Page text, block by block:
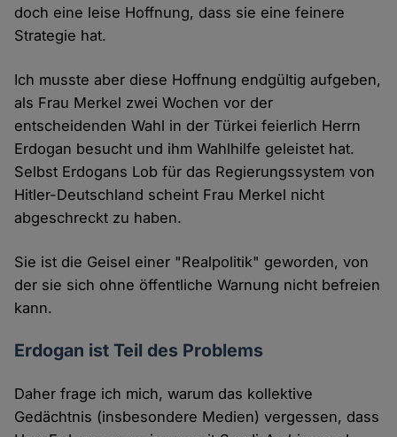
doch eine leise Hoffnung, dass sie eine feinere
Strategie hat.
Ich musste aber diese Hoffnung endgültig aufgeben,
als Frau Merkel zwei Wochen vor der
entscheidenden Wahl in der Türkei feierlich Herrn
Erdogan besucht und ihm Wahlhilfe geleistet hat.
Selbst Erdogans Lob für das Regierungssystem von
Hitler-Deutschland scheint Frau Merkel nicht
abgeschreckt zu haben.
Sie ist die Geisel einer "Realpolitik" geworden, von
der sie sich ohne öffentliche Warnung nicht befreien
kann.
Erdogan ist Teil des Problems
Daher frage ich mich, warum das kollektive
Gedächtnis (insbesondere Medien) vergessen, dass